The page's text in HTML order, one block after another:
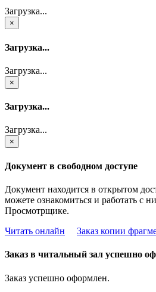
Загрузка...
×
Загрузка...
Загрузка...
×
Загрузка...
Загрузка...
×
Документ в свободном доступе
Документ находится в открытом
можете ознакомиться и работать с
Просмотрщике.
Читать онлайн
Заказ копии
Заказ в читальный зал успешно
Заказ успешно оформлен.